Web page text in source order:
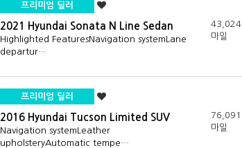
프리미엄 딜러
2021 Hyundai Sonata N Line Sedan
Highlighted FeaturesNavigation systemLane
departur…
43,024
마일
프리미엄 딜러
2016 Hyundai Tucson Limited SUV
Navigation systemLeather
upholsteryAutomatic tempe…
76,091
마일